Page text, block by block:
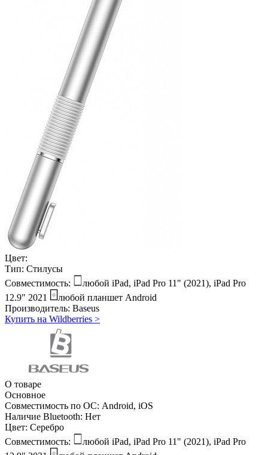
Цвет:
Тип: Стилусы
Совместимость:
любой iPad, iPad Pro 11" (2021), iPad Pro
12.9" 2021
любой планшет Android
Производитель: Baseus
Купить на Wildberries >
О товаре
Основное
Совместимость по ОС: Android, iOS
Наличие Bluetooth: Нет
Цвет: Серебро
Совместимость:
любой iPad, iPad Pro 11" (2021), iPad Pro